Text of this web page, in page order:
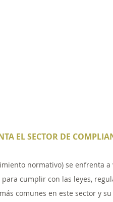
EL SECTOR DE
normativo) se enfrenta
cumplir con las leyes,
comunes en este sector y